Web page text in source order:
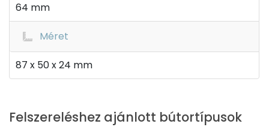
64 mm
Méret
87 x 50 x 24 mm
Felszereléshez ajánlott bútortípusok